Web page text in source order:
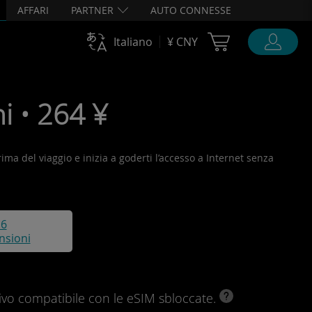
AFFARI PARTNER AUTO CONNESSE
Italiano ¥ CNY Cart Ubigi
• 264 ¥
del viaggio e inizia a goderti l’accesso a Internet senza
compatibile con le eSIM sbloccate.